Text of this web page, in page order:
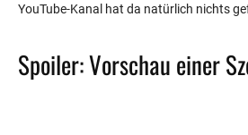
YouTube-Kanal hat da natürlich nichts
Spoiler: Vorschau einer